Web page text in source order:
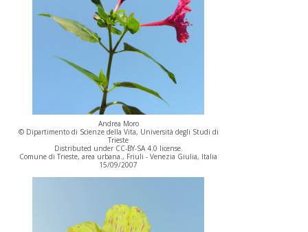
Andrea Moro
© Dipartimento di Scienze della Vita, Università degli Studi di
Trieste
Distributed under CC-BY-SA 4.0 license.
Comune di Trieste, area urbana., Friuli - Venezia Giulia, Italia
15/09/2007